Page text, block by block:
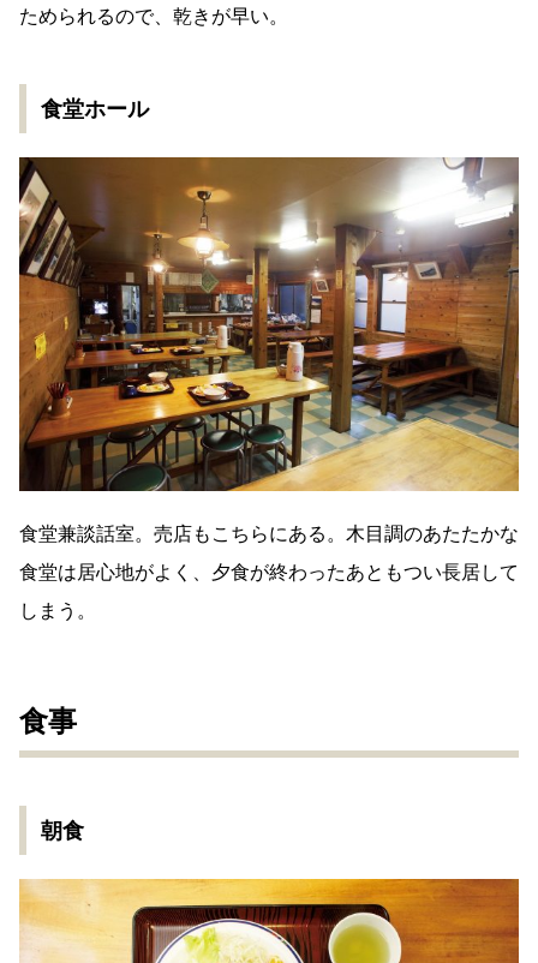
ためられるので、乾きが早い。
食堂ホール
食堂兼談話室。売店もこちらにある。木目調のあたたかな
食堂は居心地がよく、夕食が終わったあともつい長居して
しまう。
食事
朝食